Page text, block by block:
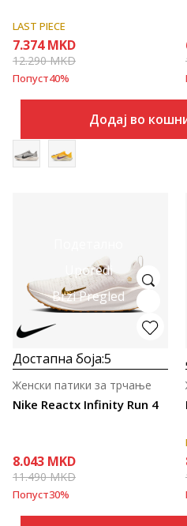
LAST PIECE
7.374 MKD
12.290MKD
Попуст40%
Додај во
Uporedi
Brzi Pregled
Достапна боја:5
Nike Reactx Infinity Run 4
Женски патики за трчање
8.043 MKD
11.490MKD
Попуст30%